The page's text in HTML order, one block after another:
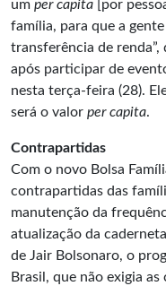
um per capita [por
família, para que a
transferência de renda”,
após participar de
nesta terça-feira (28).
será o valor per capita.
Contrapartidas
Com o novo Bolsa
contrapartidas das
manutenção da
atualização da
de Jair Bolsonaro, o
Brasil, que não exigia